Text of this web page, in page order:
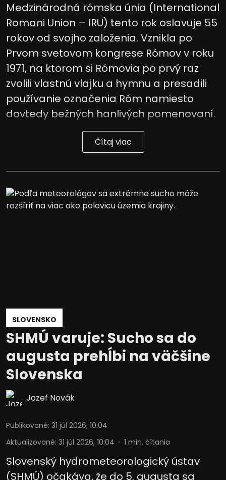
Medzinárodná rómska únia (International
Romani Union – IRU) tento rok oslavuje 55
rokov od svojho založenia. Vznikla po
Prvom svetovom kongrese Rómov v roku
1971, na ktorom si Rómovia po prvý raz
zvolili vlastnú vlajku a hymnu a presadili
používanie označenia Róm namiesto
dovtedy bežných hanlivých pomenovaní.
Čítaj viac
SLOVENSKO
SHMÚ varuje: Sucho sa do
augusta prehĺbi na väčšine
Slovenska
Jozef Novák
Publikované: 31 júl 2026, 10:04
Aktualizované: 31 júl 2026, 10:04 1 min. čítania
Slovenský hydrometeorologický ústav
(SHMÚ) očakáva, že do 5. augusta sa